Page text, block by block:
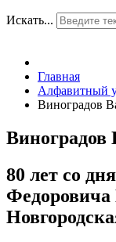
Искать...
Главная
Алфавитный
Виноградов
Виноградов
80 лет со
Федоровича